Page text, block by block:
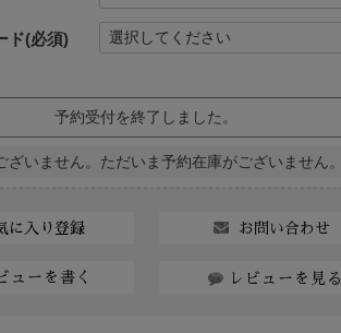
ド(必須)
予約受付を終了しました。
ざいません。ただいま予約在庫がございません。
に入り登録 お問い合わせ
ューを書く レビューを見る